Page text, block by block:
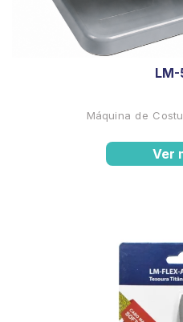
Máquina de
Ver